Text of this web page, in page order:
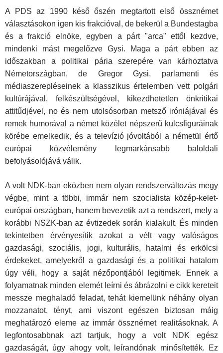
A PDS az 1990 késő őszén megtartott első össznémet
választásokon igen kis frakcióval, de bekerül a Bundestagba
és a frakció elnöke, egyben a párt "arca" ettől kezdve,
mindenki mást megelőzve Gysi. Maga a párt ebben az
időszakban a politikai pária szerepére van kárhoztatva
Németországban, de Gregor Gysi, parlamenti és
médiaszerepléseinek a klasszikus értelemben vett polgári
kultúrájával, felkészültségével, kikezdhetetlen önkritikai
attitűdjével, no és nem utolsósorban metsző iróniájával és
remek humorával a német közélet népszerű kulcsfiguráinak
körébe emelkedik, és a televízió jóvoltából a németül értő
európai közvélemény legmarkánsabb baloldali
befolyásolójává válik.
A volt NDK-ban eközben nem olyan rendszerváltozás megy
végbe, mint a többi, immár nem szocialista közép-kelet-
európai országban, hanem bevezetik azt a rendszert, mely a
korábbi NSZK-ban az évtizedek során kialakult. És minden
tekintetben érvényesítik azokat a vélt vagy valóságos
gazdasági, szociális, jogi, kulturális, hatalmi és erkölcsi
érdekeket, amelyekről a gazdasági és a politikai hatalom
úgy véli, hogy a saját nézőpontjából legitimek. Ennek a
folyamatnak minden elemét leírni és ábrázolni e cikk kereteit
messze meghaladó feladat, tehát kiemelünk néhány olyan
mozzanatot, tényt, ami viszont egészen biztosan máig
meghatározó eleme az immár össznémet realitásoknak. A
legfontosabbnak azt tartjuk, hogy a volt NDK egész
gazdaságát, úgy ahogy volt, leírandónak minősítették. Ez